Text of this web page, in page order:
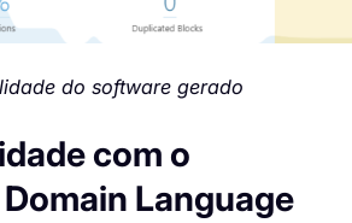
do software gerado
com o
Language